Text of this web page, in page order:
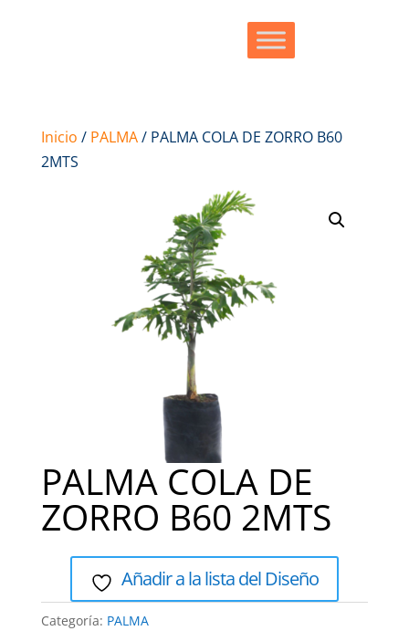
Inicio / PALMA/ PALMA COLA DE ZORRO B60
2MTS
PALMA COLA DE
ZORRO B60 2MTS
Añadir a la lista del Diseño
Categoría: PALMA